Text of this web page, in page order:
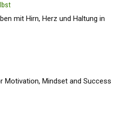
mit Hirn, Herz und Haltung in
Mindset and Success